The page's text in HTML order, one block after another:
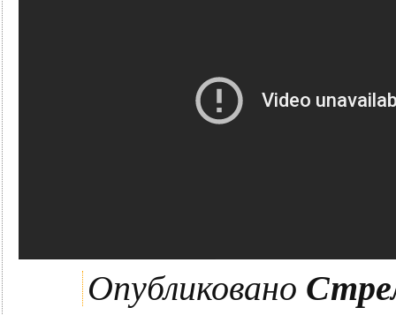
Опубликовано